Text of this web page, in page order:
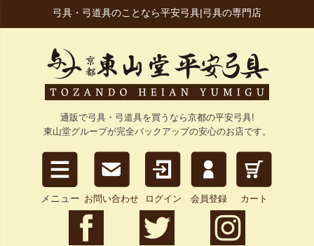
弓具・弓道具のことなら平安弓具|弓具の専門店
通販で弓具・弓道具を買うなら京都の平安弓具!
東山堂グループが完全バックアップの安心のお店です。
メニュー お問い合わせ ログイン 会員登録 カート